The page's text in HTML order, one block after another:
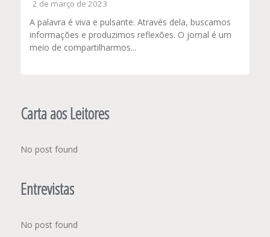
2 de março de 2023
A palavra é viva e pulsante. Através dela, buscamos
informações e produzimos reflexões. O jornal é um
meio de compartilharmos...
Carta aos Leitores
No post found
Entrevistas
No post found